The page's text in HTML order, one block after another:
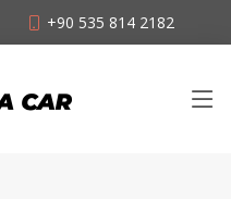
+90 535 814 2182